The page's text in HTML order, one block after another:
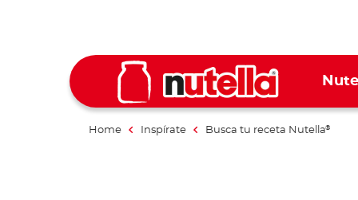
Home Inspírate Busca tu receta Nutella®